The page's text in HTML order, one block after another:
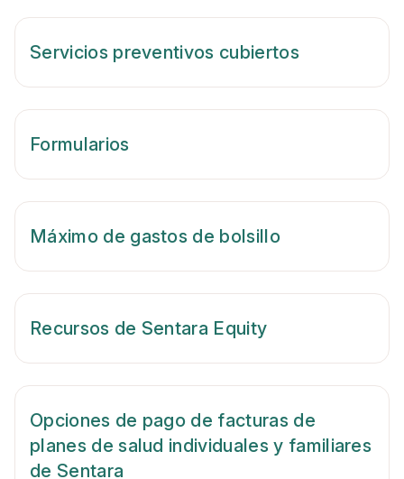
Servicios preventivos cubiertos
Formularios
Máximo de gastos de bolsillo
Recursos de Sentara Equity
Opciones de pago de facturas de
planes de salud individuales y familiares
de Sentara